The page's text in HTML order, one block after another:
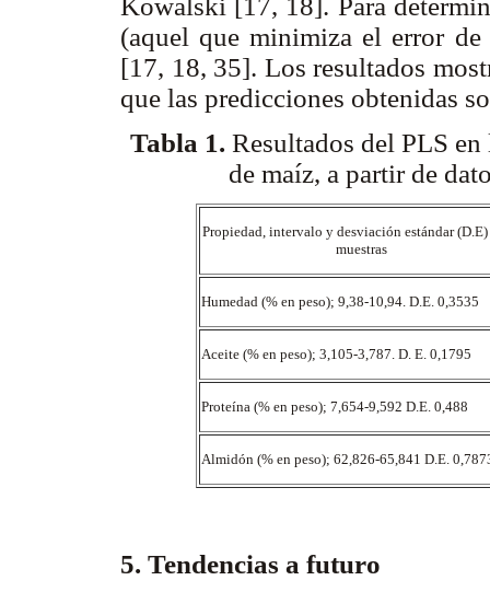
Kowalski [17, 18]. Para
(aquel que minimiza el error
[17, 18, 35]. Los resultados
que las predicciones obtenidas
Tabla 1. Resultados del PLS
de maíz, a partir de
Propiedad, intervalo y desviación estándar (D.E)
muestras
Humedad (% en peso); 9,38-10,94. D.E. 0,3535
Aceite (% en peso); 3,105-3,787. D. E. 0,1795
Proteína (% en peso); 7,654-9,592 D.E. 0,488
Almidón (% en peso); 62,826-65,841 D.E.
5. Tendencias a futuro